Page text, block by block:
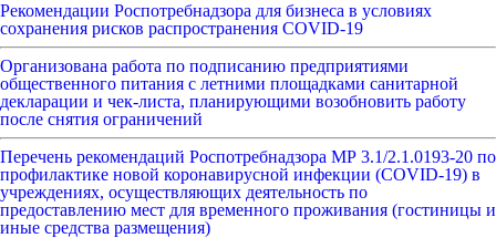
Рекомендации Роспотребнадзора для бизнеса в условиях
сохранения рисков распространения COVID-19
Организована работа по подписанию предприятиями
общественного питания с летними площадками санитарной
декларации и чек-листа, планирующими возобновить работу
после снятия ограничений
Перечень рекомендаций Роспотребнадзора МР 3.1/2.1.0193-20 по
профилактике новой коронавирусной инфекции (COVID-19) в
учреждениях, осуществляющих деятельность по
предоставлению мест для временного проживания (гостиницы и
иные средства размещения)